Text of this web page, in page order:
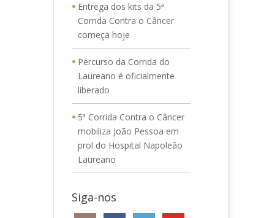
Entrega dos kits da 5ª
Corrida Contra o Câncer
começa hoje
Percurso da Corrida do
Laureano é oficialmente
liberado
5ª Corrida Contra o Câncer
mobiliza João Pessoa em
prol do Hospital Napoleão
Laureano
Siga-nos